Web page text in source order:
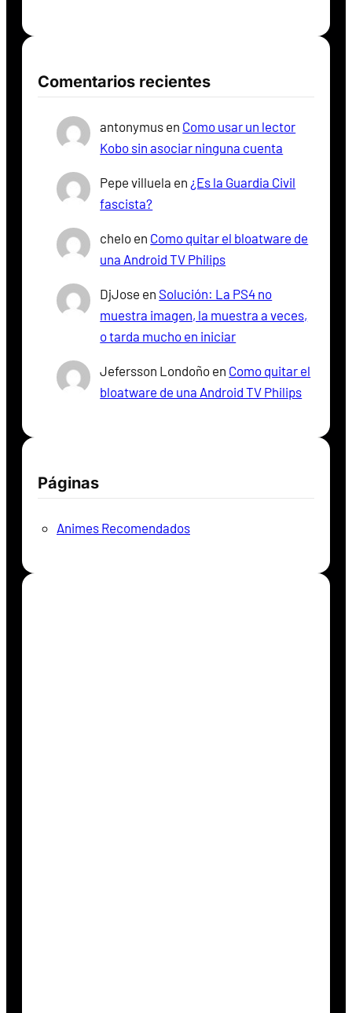
Comentarios recientes
antonymus en Como usar un lector
Kobo sin asociar ninguna cuenta
Pepe villuela en ¿Es la Guardia Civil
fascista?
chelo en Como quitar el bloatware de
una Android TV Philips
DjJose en Solución: La PS4 no
muestra imagen, la muestra a veces,
o tarda mucho en iniciar
Jefersson Londoño en Como quitar el
bloatware de una Android TV Philips
Páginas
Animes Recomendados